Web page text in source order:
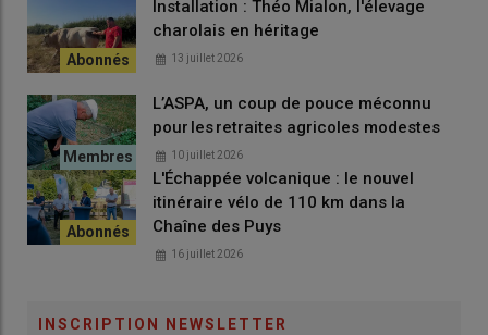
Installation : Théo Mialon, l'élevage
charolais en héritage
13 juillet 2026
L’ASPA, un coup de pouce méconnu
pour les retraites agricoles modestes
10 juillet 2026
L'Échappée volcanique : le nouvel
itinéraire vélo de 110 km dans la
Chaîne des Puys
16 juillet 2026
INSCRIPTION NEWSLETTER